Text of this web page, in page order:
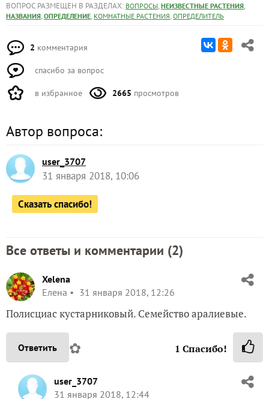
ВОПРОС РАЗМЕЩЕН В РАЗДЕЛАХ: ВОПРОСЫ, НЕИЗВЕСТНЫЕ РАСТЕНИЯ,
НАЗВАНИЯ, ОПРЕДЕЛЕНИЕ, КОМНАТНЫЕ РАСТЕНИЯ, ОПРЕДЕЛИТЕЛЬ
2 комментария
спасибо за вопрос
в избранное 2665 просмотров
Автор вопроса:
user_3707
31 января 2018, 10:06
Сказать спасибо!
Все ответы и комментарии (2)
Xelena
Елена
31 января 2018, 12:26
Полисциас кустарниковый. Семейство аралиевые.
Ответить ✿ 1 Спасибо!
user_3707
31 января 2018, 12:44